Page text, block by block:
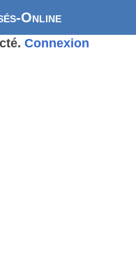
Online
Connexion